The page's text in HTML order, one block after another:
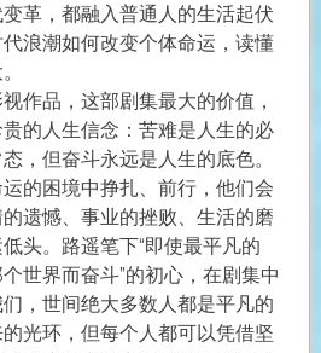
革，都融入普通人的生活起伏
浪潮如何改变个体命运，读懂
作品，这部剧集最大的价值，
的人生信念：苦难是人生的必
，但奋斗永远是人生的底色。
的困境中挣扎、前行，他们会
遗憾、事业的挫败、生活的磨
头。路遥笔下“即使最平凡的
世界而奋斗”的初心，在剧集中
，世间绝大多数人都是平凡的
光环，但每个人都可以凭借坚